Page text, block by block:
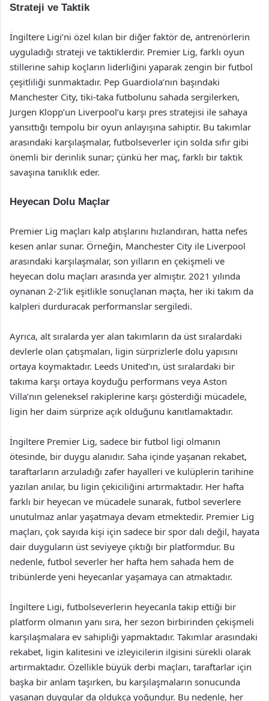
Strateji ve Taktik
İngiltere Ligi’ni özel kılan bir diğer faktör de, antrenörlerin
uyguladığı strateji ve taktiklerdir. Premier Lig, farklı oyun
stillerine sahip koçların liderliğini yaparak zengin bir futbol
çeşitliliği sunmaktadır. Pep Guardiola’nın başındaki
Manchester City, tiki-taka futbolunu sahada sergilerken,
Jurgen Klopp’un Liverpool’u karşı pres stratejisi ile sahaya
yansıttığı tempolu bir oyun anlayışına sahiptir. Bu takımlar
arasındaki karşılaşmalar, futbolseverler için solda sıfır gibi
önemli bir derinlik sunar; çünkü her maç, farklı bir taktik
savaşına tanıklık eder.
Heyecan Dolu Maçlar
Premier Lig maçları kalp atışlarını hızlandıran, hatta nefes
kesen anlar sunar. Örneğin, Manchester City ile Liverpool
arasındaki karşılaşmalar, son yılların en çekişmeli ve
heyecan dolu maçları arasında yer almıştır. 2021 yılında
oynanan 2-2’lik eşitlikle sonuçlanan maçta, her iki takım da
kalpleri durduracak performanslar sergiledi.
Ayrıca, alt sıralarda yer alan takımların da üst sıralardaki
devlerle olan çatışmaları, ligin sürprizlerle dolu yapısını
ortaya koymaktadır. Leeds United’ın, üst sıralardaki bir
takıma karşı ortaya koyduğu performans veya Aston
Villa’nın geleneksel rakiplerine karşı gösterdiği mücadele,
ligin her daim sürprize açık olduğunu kanıtlamaktadır.
İngiltere Premier Lig, sadece bir futbol ligi olmanın
ötesinde, bir duygu alanıdır. Saha içinde yaşanan rekabet,
taraftarların arzuladığı zafer hayalleri ve kulüplerin tarihine
yazılan anılar, bu ligin çekiciliğini artırmaktadır. Her hafta
farklı bir heyecan ve mücadele sunarak, futbol severlere
unutulmaz anlar yaşatmaya devam etmektedir. Premier Lig
maçları, çok sayıda kişi için sadece bir spor dalı değil, hayata
dair duyguların üst seviyeye çıktığı bir platformdur. Bu
nedenle, futbol severler her hafta hem sahada hem de
tribünlerde yeni heyecanlar yaşamaya can atmaktadır.
İngiltere Ligi, futbolseverlerin heyecanla takip ettiği bir
platform olmanın yanı sıra, her sezon birbirinden çekişmeli
karşılaşmalara ev sahipliği yapmaktadır. Takımlar arasındaki
rekabet, ligin kalitesini ve izleyicilerin ilgisini sürekli olarak
artırmaktadır. Özellikle büyük derbi maçları, taraftarlar için
başka bir anlam taşırken, bu karşılaşmaların sonucunda
yaşanan duygular da oldukça yoğundur. Bu nedenle, her